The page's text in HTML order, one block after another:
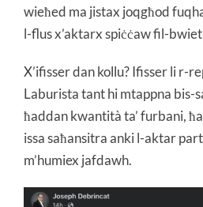
wieħed ma jistax joqgħod
l-flus x’aktarx spiċċaw fil-
X’ifisser dan kollu? Ifisser li r-
Laburista tant hi mtappna bis-
ħaddan kwantità ta’ furbani,
issa saħansitra anki l-aktar
m’humiex jafdawh.